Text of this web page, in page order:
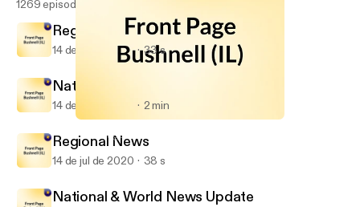
Front Page Bushnell (IL)
1269 episodios
Regional News
14 de jul de 2020 33 s
National & World News Update
14 de jul de 2020 2 min
Regional News
14 de jul de 2020 38 s
National & World News Update